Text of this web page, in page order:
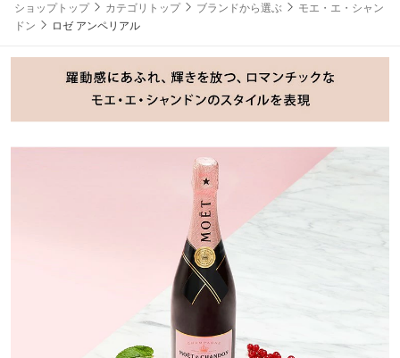
ショップトップ カテゴリトップ ブランドから選ぶ
モエ・エ・シャン
ドン
ロゼ アンペリアル